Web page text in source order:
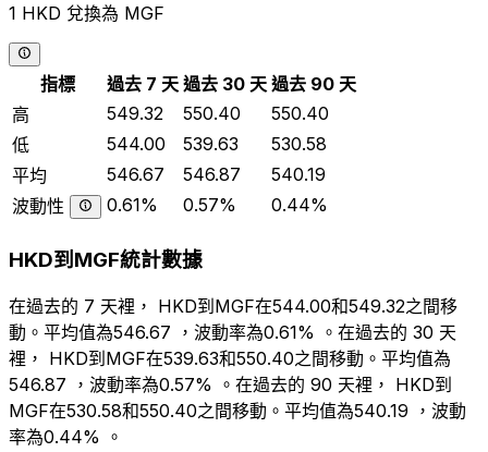
1 HKD 兌換為 MGF
指標 過去 7 天 過去 30 天 過去 90 天
高
549.32 550.40
550.40
低
544.00 539.63
530.58
平均
546.67 546.87
540.19
波動性
0.61% 0.57% 0.44%
HKD到MGF統計數據
在過去的 7 天裡， HKD到MGF在544.00和549.32之間移
動。平均值為546.67 ，波動率為0.61% 。在過去的 30 天
裡， HKD到MGF在539.63和550.40之間移動。平均值為
546.87 ，波動率為0.57% 。在過去的 90 天裡， HKD到
MGF在530.58和550.40之間移動。平均值為540.19 ，波動
率為0.44% 。